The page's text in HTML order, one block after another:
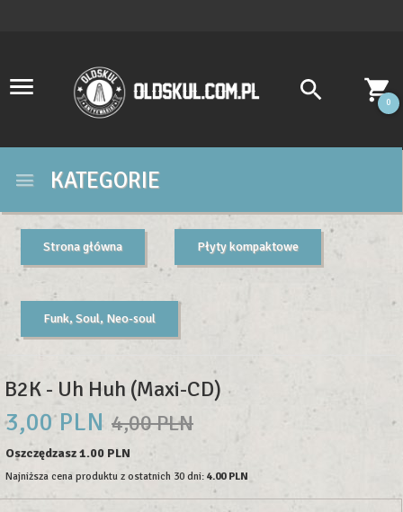
0
KATEGORIE
Strona główna Płyty kompaktowe
Funk, Soul, Neo-soul
B2K - Uh Huh (Maxi-CD)
3,00 PLN 4,00 PLN
Oszczędzasz 1.00 PLN
Najniższa cena produktu z ostatnich 30 dni: 4.00 PLN